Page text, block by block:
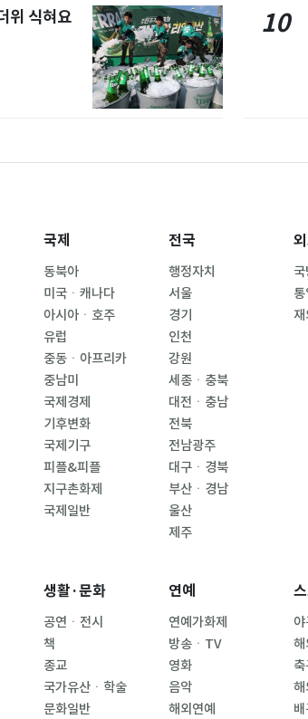
위 식혀요 10
국제
동북아
미국ㆍ캐나다
아시아ㆍ호주
유럽
중동ㆍ아프리카
중남미
국제경제
기후변화
국제기구
피플&피플
지구촌화제
국제일반
전국
행정자치
서울
경기
인천
강원
세종ㆍ충북
대전ㆍ충남
전북
전남광주
대구ㆍ경북
부산ㆍ경남
울산
제주
통
생활·문화
공연ㆍ전시
책
종교
국가유산ㆍ학술
문화일반
연예
연예가화제
방송ㆍTV
영화
음악
해외연예
해
해